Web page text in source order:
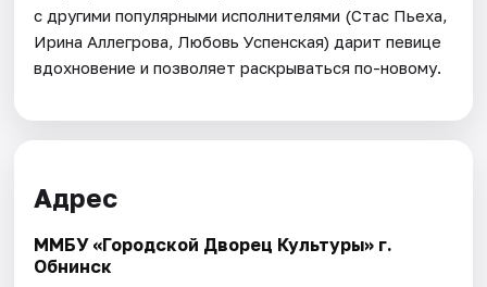
с другими популярными исполнителями (Стас Пьеха,
Ирина Аллегрова, Любовь Успенская) дарит певице
вдохновение и позволяет раскрываться по-новому.
Адрес
ММБУ «Городской Дворец Культуры» г.
Обнинск